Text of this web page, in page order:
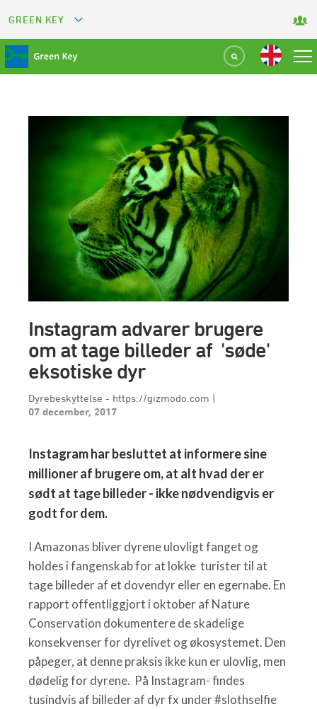
GREEN KEY
GREEN RESTAURANT
GREEN SPORT FACILITY
GREEN TOURISM ORGANIZATION
GREEN ATTRACTION
Instagram advarer brugere
om at tage billeder af 'søde'
eksotiske dyr
Dyrebeskyttelse - https://gizmodo.com |
07 december, 2017
Instagram har besluttet at informere sine
millioner af brugere om, at alt hvad der er
sødt at tage billeder - ikke nødvendigvis er
godt for dem.
I Amazonas bliver dyrene ulovligt fanget og
holdes i fangenskab for at lokke turister til at
tage billeder af et dovendyr eller en egernabe. En
rapport offentliggjort i oktober af Nature
Conservation dokumentere de skadelige
konsekvenser for dyrelivet og økosystemet. Den
påpeger, at denne praksis ikke kun er ulovlig, men
dødelig for dyrene. På Instagram- findes
tusindvis af billeder af dyr fx under #slothselfie